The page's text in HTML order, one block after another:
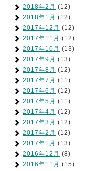
2018年2月 (12)
2018年1月 (12)
2017年12月 (12)
2017年11月 (12)
2017年10月 (13)
2017年9月 (13)
2017年8月 (12)
2017年7月 (11)
2017年6月 (12)
2017年5月 (11)
2017年4月 (12)
2017年3月 (12)
2017年2月 (12)
2017年1月 (13)
2016年12月 (8)
2016年11月 (15)